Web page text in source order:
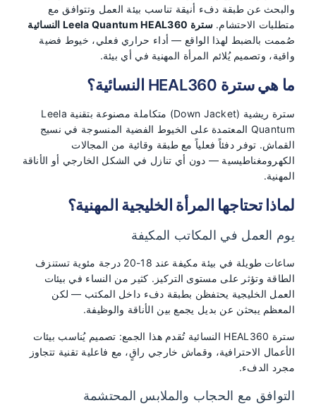
والبحث عن طبقة دفء أنيقة تناسب بيئة العمل وتتوافق مع
متطلبات الاحتشام.سترة Leela Quantum HEAL360 النسائية
صُممت بالضبط لهذا الواقع — أداء حراري فعلي، خيوط فضية
واقية، وتصميم يُلائم المرأة المهنية في أي بيئة.
ما هي سترة HEAL360 النسائية؟
سترة ريشية (Down Jacket) متكاملة مصنوعة بتقنية Leela
Quantum المعتمدة على الخيوط الفضية المنسوجة في نسيج
القماش. توفر دفئاً فعلياً مع طبقة وقائية من المجالات
الكهرومغناطيسية — دون أي تنازل في الشكل الخارجي أو الأناقة
المهنية.
لماذا تحتاجها المرأة الخليجية المهنية؟
يوم العمل في المكاتب المكيفة
ساعات طويلة في بيئة مكيفة عند 18-20 درجة مئوية تستنزف
الطاقة وتؤثر على مستوى التركيز. كثير من النساء في بيئات
العمل الخليجية يحتفظن بطبقة دفء داخل المكتب — لكن
المعظم يبحثن عن بديل يجمع بين الأناقة والوظيفة.
سترة HEAL360 النسائية تُقدم هذا الجمع: تصميم يُناسب بيئات
الأعمال الاحترافية، وقماش خارجي راقٍ، مع فاعلية تقنية تتجاوز
مجرد الدفء.
التوافق مع الحجاب والملابس المحتشمة